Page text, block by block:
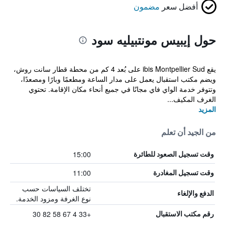
أفضل سعر مضمون
حول إيبيس مونتبيليه سود
يقع ibis Montpellier Sud على بُعد 4 كم من محطة قطار سانت روش،
ويضم مكتب استقبال يعمل على مدار الساعة ومطعمًا وبارًا ومصعدًا،
وتتوفر خدمة الواي فاي مجانًا في جميع أنحاء مكان الإقامة. تحتوي
الغرف المكيف...
المزيد
من الجيد أن تعلم
وقت تسجيل الصعود للطائرة 15:00
وقت تسجيل المغادرة 11:00
الدفع والإلغاء
تختلف السياسات حسب
نوع الغرفة ومزود الخدمة.
رقم مكتب الاستقبال +33 4 67 58 82 30